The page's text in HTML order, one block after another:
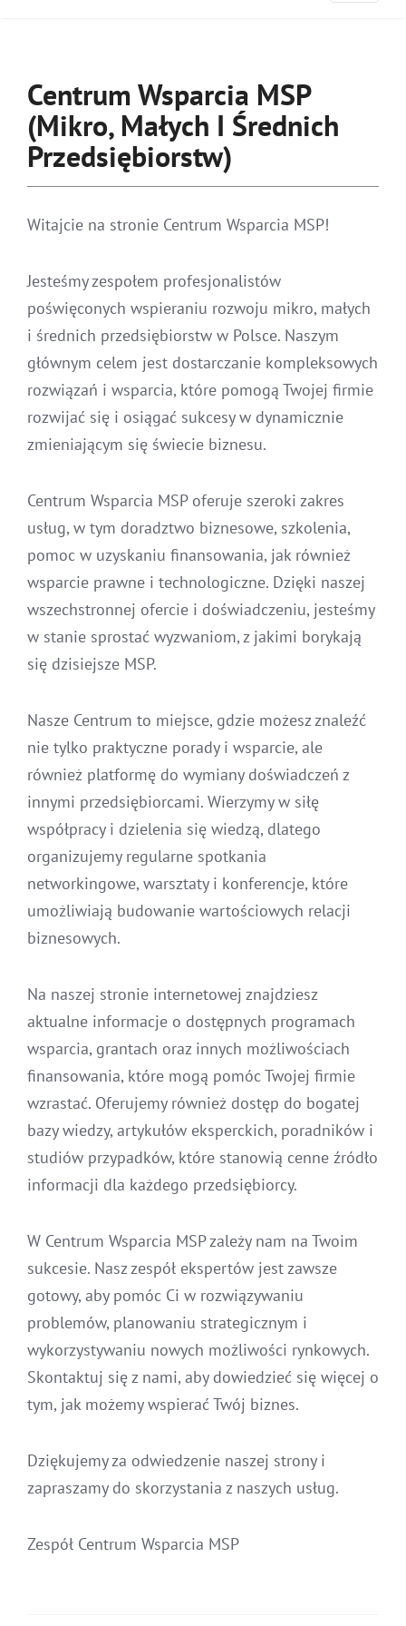
Centrum Wsparcia MSP
(Mikro, Małych I Średnich
Przedsiębiorstw)
Witajcie na stronie Centrum Wsparcia MSP!
Jesteśmy zespołem profesjonalistów
poświęconych wspieraniu rozwoju mikro, małych
i średnich przedsiębiorstw w Polsce. Naszym
głównym celem jest dostarczanie kompleksowych
rozwiązań i wsparcia, które pomogą Twojej firmie
rozwijać się i osiągać sukcesy w dynamicznie
zmieniającym się świecie biznesu.
Centrum Wsparcia MSP oferuje szeroki zakres
usług, w tym doradztwo biznesowe, szkolenia,
pomoc w uzyskaniu finansowania, jak również
wsparcie prawne i technologiczne. Dzięki naszej
wszechstronnej ofercie i doświadczeniu, jesteśmy
w stanie sprostać wyzwaniom, z jakimi borykają
się dzisiejsze MSP.
Nasze Centrum to miejsce, gdzie możesz znaleźć
nie tylko praktyczne porady i wsparcie, ale
również platformę do wymiany doświadczeń z
innymi przedsiębiorcami. Wierzymy w siłę
współpracy i dzielenia się wiedzą, dlatego
organizujemy regularne spotkania
networkingowe, warsztaty i konferencje, które
umożliwiają budowanie wartościowych relacji
biznesowych.
Na naszej stronie internetowej znajdziesz
aktualne informacje o dostępnych programach
wsparcia, grantach oraz innych możliwościach
finansowania, które mogą pomóc Twojej firmie
wzrastać. Oferujemy również dostęp do bogatej
bazy wiedzy, artykułów eksperckich, poradników i
studiów przypadków, które stanowią cenne źródło
informacji dla każdego przedsiębiorcy.
W Centrum Wsparcia MSP zależy nam na Twoim
sukcesie. Nasz zespół ekspertów jest zawsze
gotowy, aby pomóc Ci w rozwiązywaniu
problemów, planowaniu strategicznym i
wykorzystywaniu nowych możliwości rynkowych.
Skontaktuj się z nami, aby dowiedzieć się więcej o
tym, jak możemy wspierać Twój biznes.
Dziękujemy za odwiedzenie naszej strony i
zapraszamy do skorzystania z naszych usług.
Zespół Centrum Wsparcia MSP